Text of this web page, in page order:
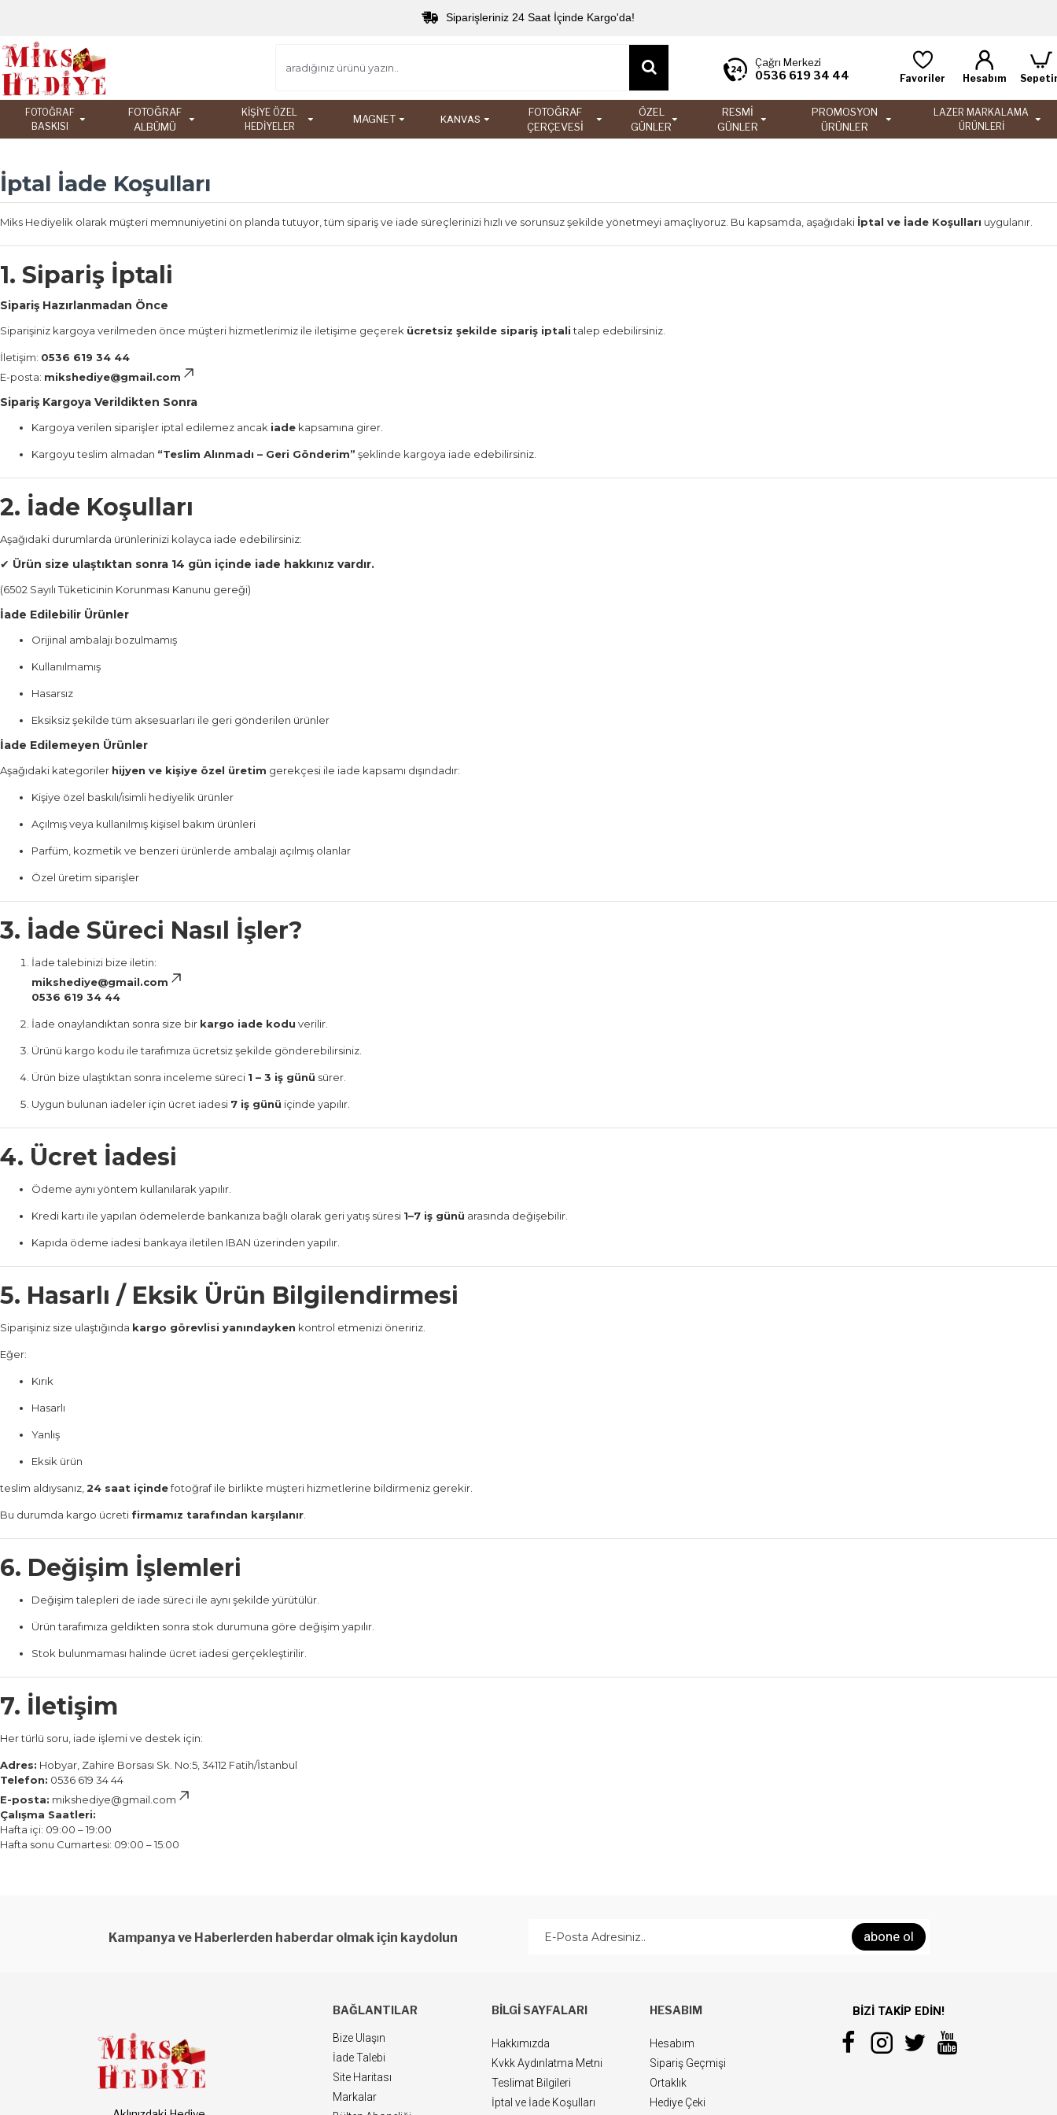
Siparişleriniz 24 Saat İçinde Kargo'da!
Çağrı Merkezi
0536 619 34 44 Favoriler Hesabım
FOTOĞRAF
BASKISI
FOTOĞRAF
ALBÜMÜ
KİŞİYE ÖZEL
HEDİYELER
MAGNET KANVAS
FOTOĞRAF
ÇERÇEVESİ
ÖZEL
GÜNLER
RESMİ
GÜNLER
PROMOSYON
ÜRÜNLER
LAZER MARKALAMA
ÜRÜNLERİ
İptal İade Koşulları
Miks Hediyelik olarak müşteri memnuniyetini ön planda tutuyor, tüm sipariş ve iade süreçlerinizi hızlı ve sorunsuz şekilde yönetmeyi amaçlıyoruz. Bu kapsamda, aşağıdaki İptal ve İade Koşulları uygulanır.
1. Sipariş İptali
Sipariş Hazırlanmadan Önce
Siparişiniz kargoya verilmeden önce müşteri hizmetlerimiz ile iletişime geçerek ücretsiz şekilde sipariş iptalitalep edebilirsiniz.
İletişim: 0536 619 34 44
E-posta: mikshediye@gmail.com
Sipariş Kargoya Verildikten Sonra
Kargoya verilen siparişler iptal edilemez ancak iade kapsamına girer.
Kargoyu teslim almadan “Teslim Alınmadı – Geri Gönderim” şeklinde kargoya iade edebilirsiniz.
2. İade Koşulları
Aşağıdaki durumlarda ürünlerinizi kolayca iade edebilirsiniz:
✔ Ürün size ulaştıktan sonra 14 gün içinde iade hakkınız vardır.
(6502 Sayılı Tüketicinin Korunması Kanunu gereği)
İade Edilebilir Ürünler
Orijinal ambalajı bozulmamış
Kullanılmamış
Hasarsız
Eksiksiz şekilde tüm aksesuarları ile geri gönderilen ürünler
İade Edilemeyen Ürünler
Aşağıdaki kategoriler hijyen ve kişiye özel üretim gerekçesi ile iade kapsamı dışındadır:
Kişiye özel baskılı/isimli hediyelik ürünler
Açılmış veya kullanılmış kişisel bakım ürünleri
Parfüm, kozmetik ve benzeri ürünlerde ambalajı açılmış olanlar
Özel üretim siparişler
3. İade Süreci Nasıl İşler?
İade talebinizi bize iletin:
mikshediye@gmail.com
0536 619 34 44
İade onaylandıktan sonra size bir kargo iade kodu verilir.
Ürünü kargo kodu ile tarafımıza ücretsiz şekilde gönderebilirsiniz.
Ürün bize ulaştıktan sonra inceleme süreci 1 – 3 iş günü sürer.
Uygun bulunan iadeler için ücret iadesi 7 iş günü içinde yapılır.
4. Ücret İadesi
Ödeme aynı yöntem kullanılarak yapılır.
Kredi kartı ile yapılan ödemelerde bankanıza bağlı olarak geri yatış süresi 1–7 iş günü arasında değişebilir.
Kapıda ödeme iadesi bankaya iletilen IBAN üzerinden yapılır.
5. Hasarlı / Eksik Ürün Bilgilendirmesi
Siparişiniz size ulaştığında kargo görevlisi yanındayken kontrol etmenizi öneririz.
Eğer:
Kırık
Hasarlı
Yanlış
Eksik ürün
teslim aldıysanız, 24 saat içindefotoğraf ile birlikte müşteri hizmetlerine bildirmeniz gerekir.
Bu durumda kargo ücreti firmamız tarafından karşılanır
6. Değişim İşlemleri
Değişim talepleri de iade süreci ile aynı şekilde yürütülür.
Ürün tarafımıza geldikten sonra stok durumuna göre değişim yapılır.
Stok bulunmaması halinde ücret iadesi gerçekleştirilir.
7. İletişim
Her türlü soru, iade işlemi ve destek için:
Adres: Hobyar, Zahire Borsası Sk. No:5, 34112 Fatih/İstanbul
Telefon: 0536 619 34 44
E-posta: mikshediye@gmail.com
Çalışma Saatleri:
Hafta içi: 09:00 – 19:00
Hafta sonu Cumartesi: 09:00 – 15:00
Kampanya ve Haberlerden haberdar olmak için kaydolun abone ol
BAĞLANTILAR
Bize Ulaşın
İade Talebi
Site Haritası
Markalar
BILGI SAYFALARI
Hakkımızda
Kvkk Aydınlatma Metni
Teslimat Bilgileri
İptal ve İade Koşulları
HESABIM
Hesabım
Sipariş Geçmişi
Ortaklık
Hediye Çeki
BİZİ TAKİP EDİN!